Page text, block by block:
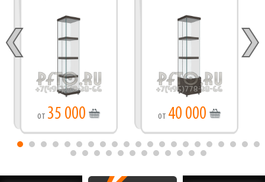
от 35 000 от 40 000